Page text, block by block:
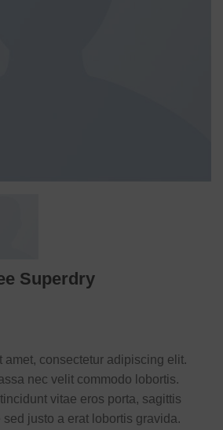
Superdry
amet, consectetur adipiscing elit.
nec velit commodo lobortis.
vitae eros porta, sagittis
justo a erat lobortis gravida.